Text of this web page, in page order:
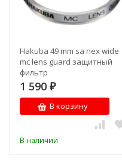
Hakuba 49 mm sa nex wide
mc lens guard защитный
фильтр
1 590 ₽
В корзину
В наличии